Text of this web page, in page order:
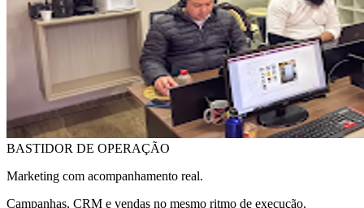
BASTIDOR DE OPERAÇÃO
Marketing com acompanhamento real.
Campanhas, CRM e vendas no mesmo ritmo de execução.